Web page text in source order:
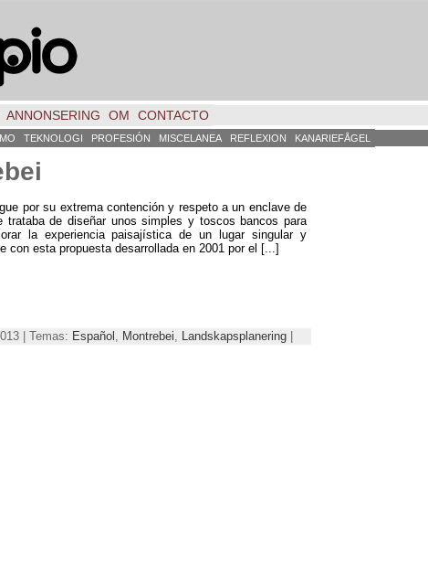
ANNONSERING OM CONTACTO
TEKNOLOGI PROFESIÓN MISCELANEA REFLEXION KANARIEFÅGEL
por su extrema contención y respeto a un enclave de
trataba de diseñar unos simples y toscos bancos para
la experiencia paisajística de un lugar singular y
con esta propuesta desarrollada en 2001 por el [...]
| Temas: Español Montrebei Landskapsplanering